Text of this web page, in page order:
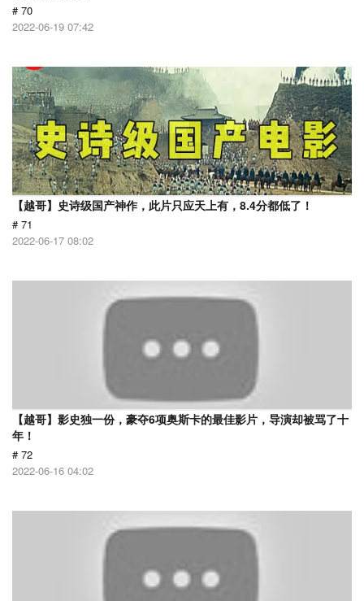
# 70
2022-06-19 07:42
【越哥】史诗级国产神作，此片只应天上有，8.4分都低了！
# 71
2022-06-17 08:02
【越哥】影史独一份，豪夺6项奥斯卡的最佳影片，导演却被骂了十
年！
# 72
2022-06-16 04:02